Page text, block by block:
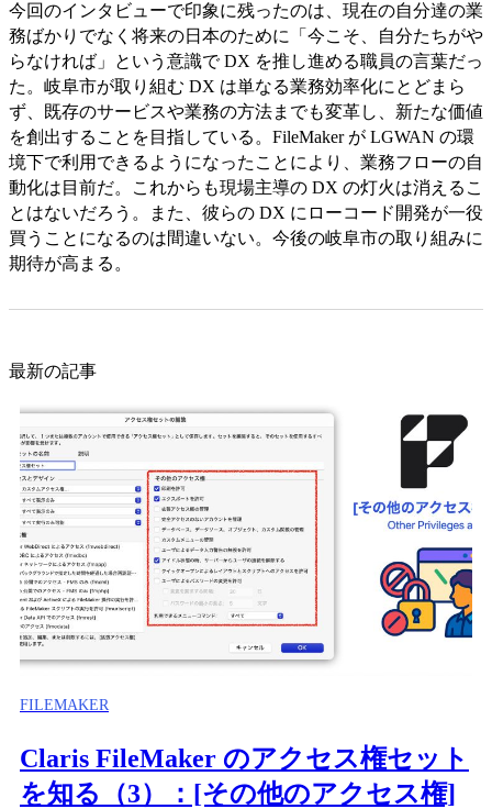
今回のインタビューで印象に残ったのは、現在の自分達の業
務ばかりでなく将来の日本のために「今こそ、自分たちがや
らなければ」という意識で DX を推し進める職員の言葉だっ
た。岐阜市が取り組む DX は単なる業務効率化にとどまら
ず、既存のサービスや業務の方法までも変革し、新たな価値
を創出することを目指している。FileMaker が LGWAN の環
境下で利用できるようになったことにより、業務フローの自
動化は目前だ。これからも現場主導の DX の灯火は消えるこ
とはないだろう。また、彼らの DX にローコード開発が一役
買うことになるのは間違いない。今後の岐阜市の取り組みに
期待が高まる。
最新の記事
FILEMAKER
Claris FileMaker のアクセス権セット
を知る（3）：[その他のアクセス権]